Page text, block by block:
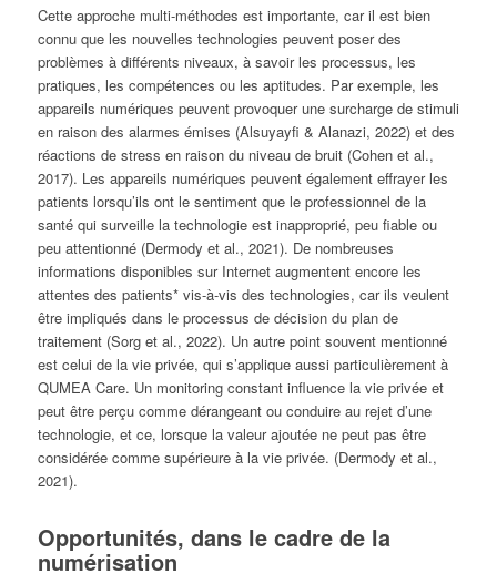
Cette approche multi-méthodes est importante, car il est bien
connu que les nouvelles technologies peuvent poser des
problèmes à différents niveaux, à savoir les processus, les
pratiques, les compétences ou les aptitudes. Par exemple, les
appareils numériques peuvent provoquer une surcharge de stimuli
en raison des alarmes émises (Alsuyayfi & Alanazi, 2022) et des
réactions de stress en raison du niveau de bruit (Cohen et al.,
2017). Les appareils numériques peuvent également effrayer les
patients lorsqu’ils ont le sentiment que le professionnel de la
santé qui surveille la technologie est inapproprié, peu fiable ou
peu attentionné (Dermody et al., 2021). De nombreuses
informations disponibles sur Internet augmentent encore les
attentes des patients* vis-à-vis des technologies, car ils veulent
être impliqués dans le processus de décision du plan de
traitement (Sorg et al., 2022). Un autre point souvent mentionné
est celui de la vie privée, qui s’applique aussi particulièrement à
QUMEA Care. Un monitoring constant influence la vie privée et
peut être perçu comme dérangeant ou conduire au rejet d’une
technologie, et ce, lorsque la valeur ajoutée ne peut pas être
considérée comme supérieure à la vie privée. (Dermody et al.,
2021).
Opportunités, dans le cadre de la
numérisation